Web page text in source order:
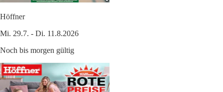
Höffner
Mi. 29.7. - Di. 11.8.2026
Noch bis morgen gültig